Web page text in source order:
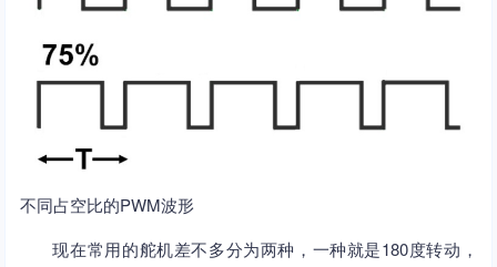
不同占空比的PWM波形
现在常用的舵机差不多分为两种，一种就是180度转动，